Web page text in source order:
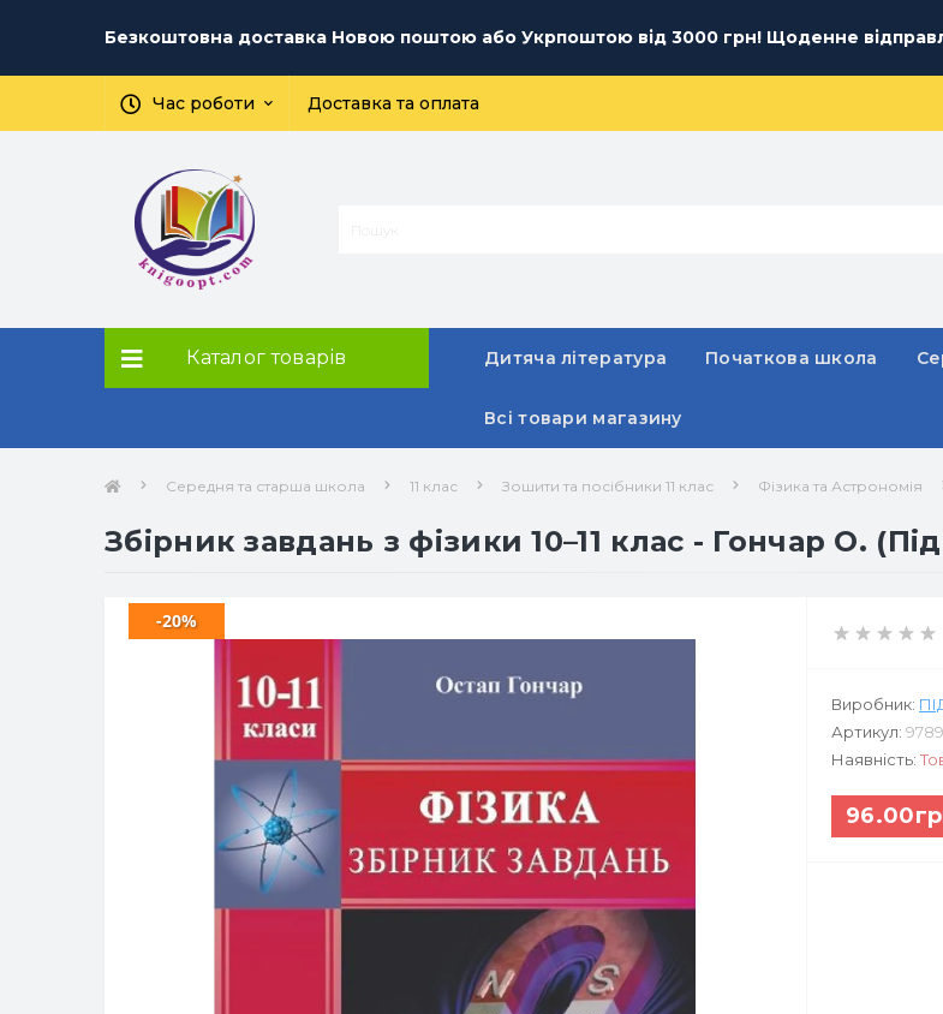
Безкоштовна доставка Новою поштою або Укрпоштою від 3000 грн! Щоденне
Час роботи Доставка та оплата
Каталог товарів Дитяча література Початкова школа
Всі товари магазину
Середня та старша школа 11 клас Зошити та посібники 11 клас Фізика та Астрономія
Збірник завдань з фізики 10–11 клас - Гончар О.
-20%
Виробник:
Артикул:
Наявність: